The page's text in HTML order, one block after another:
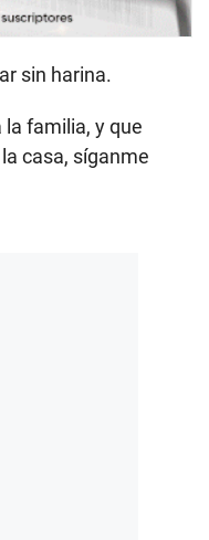
sin harina.
familia, y que
casa, síganme